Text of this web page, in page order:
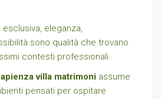
eleganza,
sono qualità che trovano
contesti professionali.
villa matrimoni assume
pensati per ospitare